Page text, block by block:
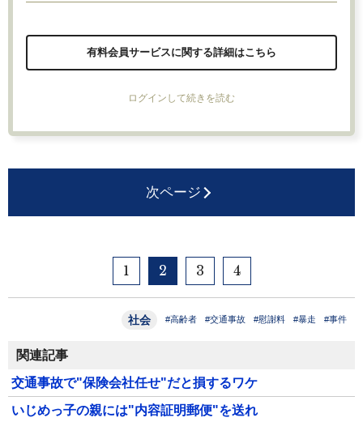
有料会員サービスに関する詳細はこちら
ログインして続きを読む
次ページ
1 2 3 4
社会 #高齢者 #交通事故 #慰謝料 #暴走 #事件
関連記事
交通事故で"保険会社任せ"だと損するワケ
いじめっ子の親には"内容証明郵便"を送れ